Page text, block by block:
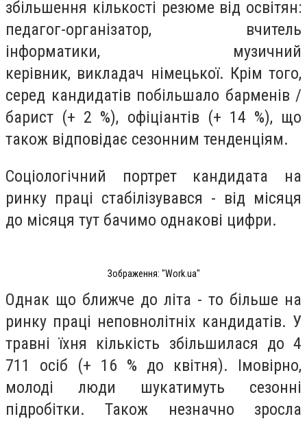
збільшення кількості резюме від освітян:
педагог-організатор, вчитель
інформатики, музичний
керівник, викладач німецької. Крім того,
серед кандидатів побільшало барменів /
барист (+ 2 %), офіціантів (+ 14 %), що
також відповідає сезонним тенденціям.
Соціологічний портрет кандидата на
ринку праці стабілізувався - від місяця
до місяця тут бачимо однакові цифри.
Зображення: "Work.ua"
Однак що ближче до літа - то більше на
ринку праці неповнолітніх кандидатів. У
травні їхня кількість збільшилася до 4
711 осіб (+ 16 % до квітня). Імовірно,
молоді люди шукатимуть сезонні
підробітки. Також незначно зросла